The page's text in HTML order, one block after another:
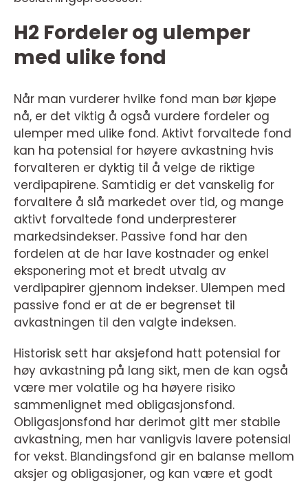
H2 Fordeler og ulemper
med ulike fond
Når man vurderer hvilke fond man bør kjøpe
nå, er det viktig å også vurdere fordeler og
ulemper med ulike fond. Aktivt forvaltede fond
kan ha potensial for høyere avkastning hvis
forvalteren er dyktig til å velge de riktige
verdipapirene. Samtidig er det vanskelig for
forvaltere å slå markedet over tid, og mange
aktivt forvaltede fond underpresterer
markedsindekser. Passive fond har den
fordelen at de har lave kostnader og enkel
eksponering mot et bredt utvalg av
verdipapirer gjennom indekser. Ulempen med
passive fond er at de er begrenset til
avkastningen til den valgte indeksen.
Historisk sett har aksjefond hatt potensial for
høy avkastning på lang sikt, men de kan også
være mer volatile og ha høyere risiko
sammenlignet med obligasjonsfond.
Obligasjonsfond har derimot gitt mer stabile
avkastning, men har vanligvis lavere potensial
for vekst. Blandingsfond gir en balanse mellom
aksjer og obligasjoner, og kan være et godt